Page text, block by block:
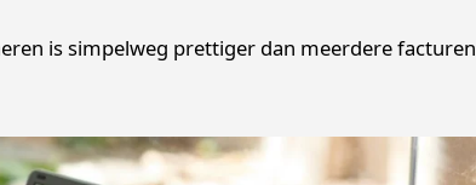
is simpelweg prettiger dan meerdere facturen